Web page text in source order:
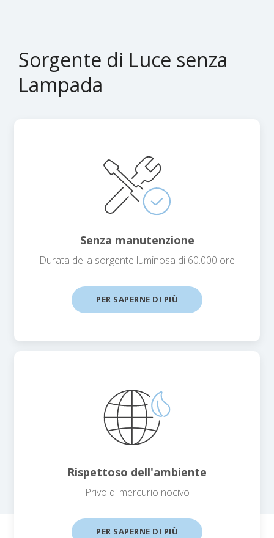
Sorgente di Luce senza
Lampada
Senza manutenzione
Durata della sorgente luminosa di 60.000 ore
PER SAPERNE DI PIÙ
Rispettoso dell'ambiente
Privo di mercurio nocivo
PER SAPERNE DI PIÙ